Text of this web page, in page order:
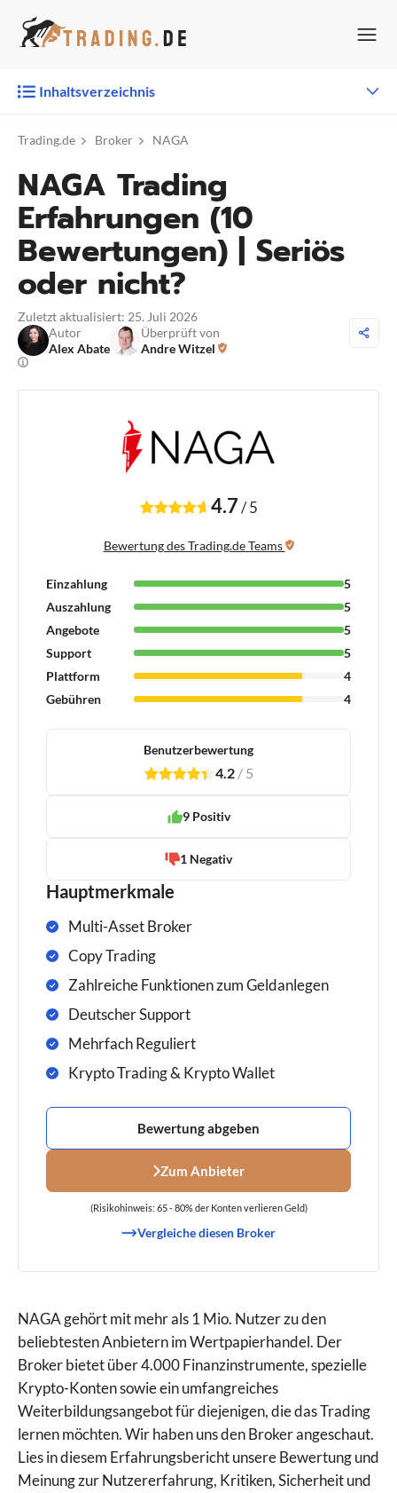
Inhalt
Inhaltsverzeichnis
Trading.de Broker NAGA
NAGA Trading
Erfahrungen (10
Bewertungen) | Seriös
oder nicht?
Zuletzt aktualisiert: 25. Juli 2026
Autor
Alex Abate
Überprüft von
Andre Witzel
4.7/ 5
Bewertung des Trading.de Teams
Einzahlung
5
Auszahlung
5
Angebote
5
Support
5
Plattform
4
Gebühren
4
Benutzerbewertung
1 2 3 4 5 4.2 / 5
9 Positiv
1 Negativ
Hauptmerkmale
Multi-Asset Broker
Copy Trading
Zahlreiche Funktionen zum Geldanlegen
Deutscher Support
Mehrfach Reguliert
Krypto Trading & Krypto Wallet
Bewertung abgeben
Zum Anbieter
(Risikohinweis: 65 - 80% der Konten verlieren Geld)
Vergleiche diesen Broker
NAGA gehört mit mehr als 1 Mio. Nutzer zu den
beliebtesten Anbietern im Wertpapierhandel. Der
Broker bietet über 4.000 Finanzinstrumente, spezielle
Krypto-Konten sowie ein umfangreiches
Weiterbildungsangebot für diejenigen, die das Trading
lernen möchten. Wir haben uns den Broker angeschaut.
Lies in diesem Erfahrungsbericht unsere Bewertung und
Meinung zur Nutzererfahrung, Kritiken, Sicherheit und